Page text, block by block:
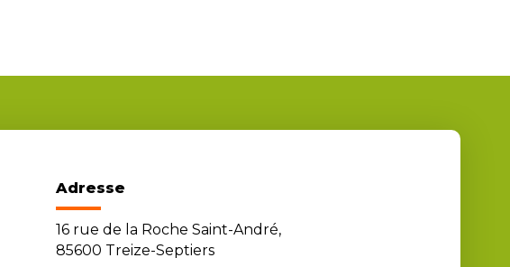
Adresse
16 rue de la Roche Saint-André,
85600 Treize-Septiers